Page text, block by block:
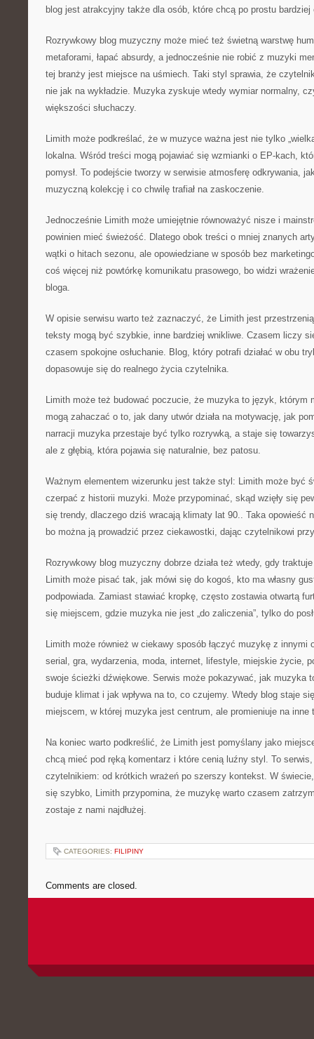
blog jest atrakcyjny także dla osób, które chcą po prostu bardziej
Rozrywkowy blog muzyczny może mieć też świetną warstwę
metaforami, łapać absurdy, a jednocześnie nie robić z muzyki
tej branży jest miejsce na uśmiech. Taki styl sprawia, że
nie jak na wykładzie. Muzyka zyskuje wtedy wymiar normalny,
większości słuchaczy.
Limith może podkreślać, że w muzyce ważna jest nie tylko
lokalna. Wśród treści mogą pojawiać się wzmianki o EP-kach,
pomysł. To podejście tworzy w serwisie atmosferę odkrywania,
muzyczną kolekcję i co chwilę trafiał na zaskoczenie.
Jednocześnie Limith może umiejętnie równoważyć nisze i
powinien mieć świeżość. Dlatego obok treści o mniej znanych
wątki o hitach sezonu, ale opowiedziane w sposób bez
coś więcej niż powtórkę komunikatu prasowego, bo widzi
bloga.
W opisie serwisu warto też zaznaczyć, że Limith jest
teksty mogą być szybkie, inne bardziej wnikliwe. Czasem liczy
czasem spokojne osłuchanie. Blog, który potrafi działać w obu
dopasowuje się do realnego życia czytelnika.
Limith może też budować poczucie, że muzyka to język, którym
mogą zahaczać o to, jak dany utwór działa na motywację, jak
narracji muzyka przestaje być tylko rozrywką, a staje się
ale z głębią, która pojawia się naturalnie, bez patosu.
Ważnym elementem wizerunku jest także styl: Limith może być
czerpać z historii muzyki. Może przypominać, skąd wzięły się
się trendy, dlaczego dziś wracają klimaty lat 90.. Taka opowieść
bo można ją prowadzić przez ciekawostki, dając czytelnikowi
Rozrywkowy blog muzyczny dobrze działa też wtedy, gdy
Limith może pisać tak, jak mówi się do kogoś, kto ma własny
podpowiada. Zamiast stawiać kropkę, często zostawia otwartą
się miejscem, gdzie muzyka nie jest „do zaliczenia”, tylko do
Limith może również w ciekawy sposób łączyć muzykę z innymi
serial, gra, wydarzenia, moda, internet, lifestyle, miejskie życie,
swoje ścieżki dźwiękowe. Serwis może pokazywać, jak muzyka
buduje klimat i jak wpływa na to, co czujemy. Wtedy blog staje
miejscem, w której muzyka jest centrum, ale promieniuje na inne
Na koniec warto podkreślić, że Limith jest pomyślany jako
chcą mieć pod ręką komentarz i które cenią luźny styl. To
czytelnikiem: od krótkich wrażeń po szerszy kontekst. W
się szybko, Limith przypomina, że muzykę warto czasem
zostaje z nami najdłużej.
CATEGORIES: FILIPINY
Comments are closed.